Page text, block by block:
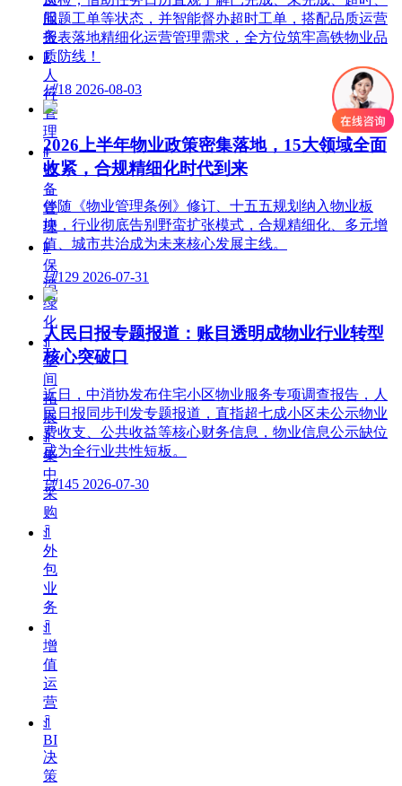
服
务
ꁹ
人
行
管
理
ꁹ
设
备
管
理
ꁹ
保
洁
绿
化
ꀉ
空
间
拓
展
ꀉ
集
中
采
购
ꀉ
外
包
业
务
ꀉ
增
值
运
营
ꀉ
BI
决
策
问题工单等状态，并智能督办超时工单，搭配品质运营
报表落地精细化运营管理需求，全方位筑牢高铁物业品
质防线！
넶18 2026-08-03
2026上半年物业政策密集落地，15大领域全面
收紧，合规精细化时代到来
伴随《物业管理条例》修订、十五五规划纳入物业板
块，行业彻底告别野蛮扩张模式，合规精细化、多元增
值、城市共治成为未来核心发展主线。
넶129 2026-07-31
人民日报专题报道：账目透明成物业行业转型
核心突破口
近日，中消协发布住宅小区物业服务专项调查报告，人
民日报同步刊发专题报道，直指超七成小区未公示物业
费收支、公共收益等核心财务信息，物业信息公示缺位
成为全行业共性短板。
넶145 2026-07-30